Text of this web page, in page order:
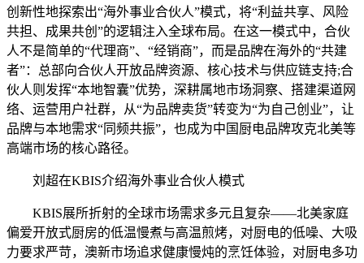
创新性地探索出“海外事业合伙人”模式，将“利益共享、风险
共担、成果共创”的逻辑注入全球布局。在这一模式中，合伙
人不是简单的“代理商”、“经销商”，而是品牌在海外的“共建
者”：总部向合伙人开放品牌资源、核心技术与供应链支持;合
伙人则发挥“本地智囊”优势，深耕属地市场洞察、搭建渠道网
络、运营用户社群，从“为品牌卖货”转变为“为自己创业”，让
品牌与本地需求“同频共振”，也成为中国厨电品牌攻克北美等
高端市场的核心路径。
刘超在KBIS介绍海外事业合伙人模式
KBIS展所折射的全球市场需求多元且复杂——北美家庭
偏爱开放式厨房的低温慢煮与高温煎烤，对厨电的低噪、大吸
力要求严苛，澳新市场追求健康慢炖的烹饪体验，对厨电多功